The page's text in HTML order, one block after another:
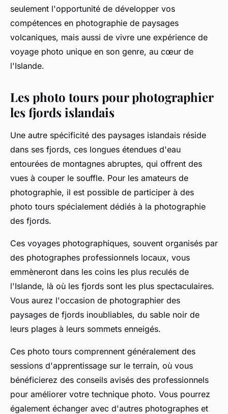
seulement l'opportunité de développer vos
compétences en photographie de paysages
volcaniques, mais aussi de vivre une expérience de
voyage photo unique en son genre, au cœur de
l'Islande.
Les photo tours pour photographier
les fjords islandais
Une autre spécificité des paysages islandais réside
dans ses fjords, ces longues étendues d'eau
entourées de montagnes abruptes, qui offrent des
vues à couper le souffle. Pour les amateurs de
photographie, il est possible de participer à des
photo tours spécialement dédiés à la photographie
des fjords.
Ces voyages photographiques, souvent organisés par
des photographes professionnels locaux, vous
emmèneront dans les coins les plus reculés de
l'Islande, là où les fjords sont les plus spectaculaires.
Vous aurez l'occasion de photographier des
paysages de fjords inoubliables, du sable noir de
leurs plages à leurs sommets enneigés.
Ces photo tours comprennent généralement des
sessions d'apprentissage sur le terrain, où vous
bénéficierez des conseils avisés des professionnels
pour améliorer votre technique photo. Vous pourrez
également échanger avec d'autres photographes et